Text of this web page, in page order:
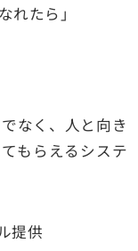
れたら」
なく、人と向き
もらえるシステ
提供